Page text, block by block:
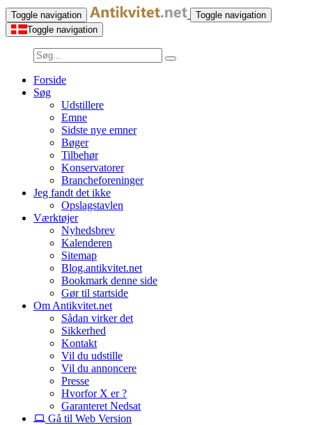
Toggle navigation
Toggle navigation
Toggle navigation
Forside
Søg
Udstillere
Emne
Sidste nye emner
Bøger
Tilbehør
Konservatorer
Brancheforeninger
Jeg fandt det ikke
Opslagstavlen
Værktøjer
Nyhedsbrev
Kalenderen
Sitemap
Blog.antikvitet.net
Bookmark denne side
Gør til startside
Om Antikvitet.net
Sådan virker det
Sikkerhed
Kontakt
Vil du udstille
Vil du annoncere
Presse
Hvorfor X er ?
Garanteret Nedsat
Gå til Web Version